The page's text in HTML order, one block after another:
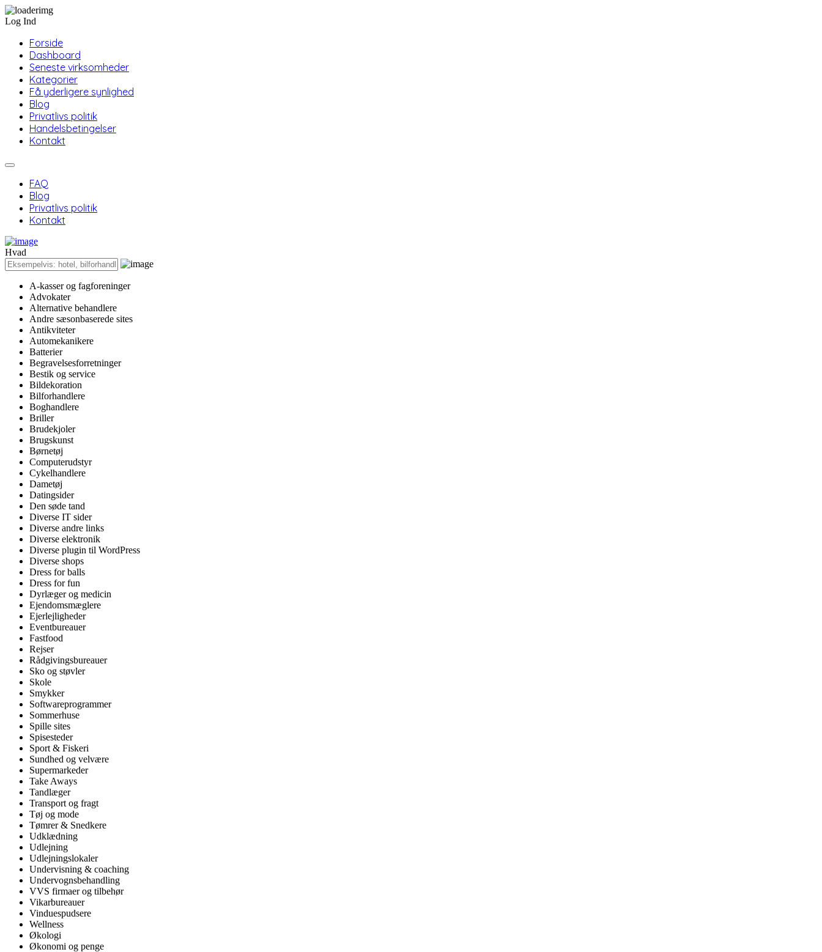
Log Ind
Forside
Dashboard
Seneste virksomheder
Kategorier
Få yderligere synlighed
Blog
Privatlivs politik
Handelsbetingelser
Kontakt
FAQ
Blog
Privatlivs politik
Kontakt
Hvad
A-kasser og fagforeninger
Advokater
Alternative behandlere
Andre sæsonbaserede sites
Antikviteter
Automekanikere
Batterier
Begravelsesforretninger
Bestik og service
Bildekoration
Bilforhandlere
Boghandlere
Briller
Brudekjoler
Brugskunst
Børnetøj
Computerudstyr
Cykelhandlere
Dametøj
Datingsider
Den søde tand
Diverse IT sider
Diverse andre links
Diverse elektronik
Diverse plugin til WordPress
Diverse shops
Dress for balls
Dress for fun
Dyrlæger og medicin
Ejendomsmæglere
Ejerlejligheder
Eventbureauer
Fastfood
Rejser
Rådgivingsbureauer
Sko og støvler
Skole
Smykker
Softwareprogrammer
Sommerhuse
Spille sites
Spisesteder
Sport & Fiskeri
Sundhed og velvære
Supermarkeder
Take Aways
Tandlæger
Transport og fragt
Tøj og mode
Tømrer & Snedkere
Udklædning
Udlejning
Udlejningslokaler
Undervisning & coaching
Undervognsbehandling
VVS firmaer og tilbehør
Vikarbureauer
Vinduespudsere
Wellness
Økologi
Økonomi og penge